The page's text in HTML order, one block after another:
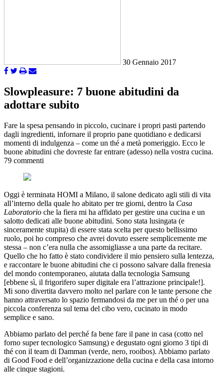
30 Gennaio 2017
Slowpleasure: 7 buone abitudini da
adottare subito
Fare la spesa pensando in piccolo, cucinare i propri pasti partendo
dagli ingredienti, infornare il proprio pane quotidiano e dedicarsi
momenti di indulgenza – come un thé a metà pomeriggio. Ecco le
buone abitudini che dovreste far entrare (adesso) nella vostra cucina.
79 commenti
Oggi è terminata HOMI a Milano, il salone dedicato agli stili di vita
all’interno della quale ho abitato per tre giorni, dentro la Casa
Laboratorio che la fiera mi ha affidato per gestire una cucina e un
salotto dedicati alle buone abitudini. Sono stata lusingata (e
sinceramente stupita) di essere stata scelta per questo bellissimo
ruolo, poi ho compreso che avrei dovuto essere semplicemente me
stessa – non c’era nulla che assomigliasse a una parte da recitare.
Quello che ho fatto è stato condividere il mio pensiero sulla lentezza,
e raccontare le buone abitudini che ci possono salvare dalla frenesia
del mondo contemporaneo, aiutata dalla tecnologia Samsung
[ebbene sì, il frigorifero super digitale era l’attrazione principale!].
Mi sono divertita davvero molto nel parlare con le tante persone che
hanno attraversato lo spazio fermandosi da me per un thé o per una
piccola conferenza sul tema del cibo vero, cucinato in modo
semplice e sano.
Abbiamo parlato del perché fa bene fare il pane in casa (cotto nel
forno super tecnologico Samsung) e degustato ogni giorno 3 tipi di
thé con il team di Damman (verde, nero, rooibos). Abbiamo parlato
di Good Food e dell’organizzazione della cucina e della casa intorno
alle cinque stagioni.